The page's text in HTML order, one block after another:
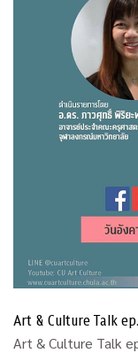
Art & Culture Talk
Art & Culture Talk